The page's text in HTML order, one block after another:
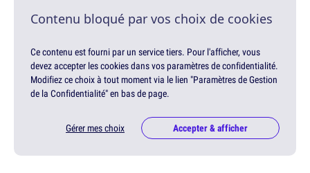
Contenu bloqué par vos choix de cookies
Ce contenu est fourni par un service tiers. Pour l'afficher, vous
devez accepter les cookies dans vos paramètres de confidentialité.
Modifiez ce choix à tout moment via le lien "Paramètres de Gestion
de la Confidentialité" en bas de page.
Gérer mes choix Accepter & afficher